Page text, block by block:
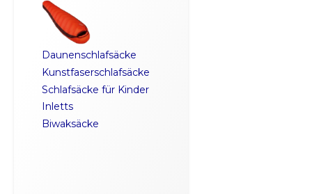
Daunenschlafsäcke
Kunstfaserschlafsäcke
Schlafsäcke für Kinder
Inletts
Biwaksäcke